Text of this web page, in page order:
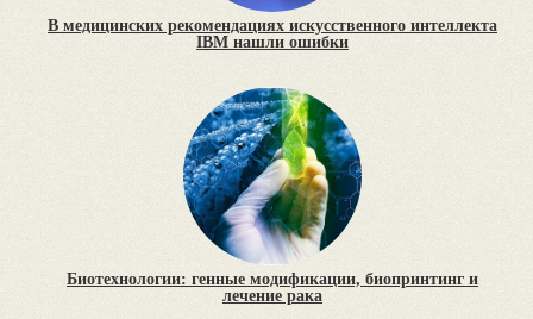
В медицинских рекомендациях искусственного интеллекта
IBM нашли ошибки
Биотехнологии: генные модификации, биопринтинг и
лечение рака